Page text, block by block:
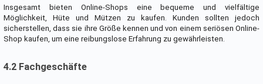
Insgesamt bieten Online-Shops eine bequeme und vielfältige
Möglichkeit, Hüte und Mützen zu kaufen. Kunden sollten jedoch
sicherstellen, dass sie ihre Größe kennen und von einem seriösen Online-
Shop kaufen, um eine reibungslose Erfahrung zu gewährleisten.
4.2 Fachgeschäfte